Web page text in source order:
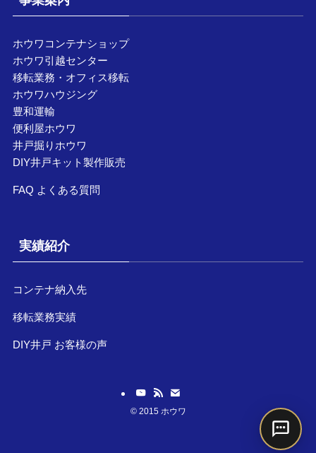
ホウワコンテナショップ
ホウワ引越センター
移転業務・オフィス移転
ホウワハウジング
豊和運輸
便利屋ホウワ
井戸掘りホウワ
DIY井戸キット製作販売
FAQ よくある質問
実績紹介
コンテナ納入先
移転業務実績
DIY井戸 お客様の声
©2015 ホウワ